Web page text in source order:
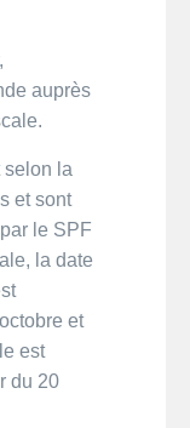
auprès
selon la
et sont
le SPF
la date
et
est
du 20